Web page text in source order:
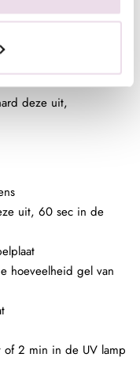
2 min in de UV lamp
brush in de plaklaag
deze uit,
uit, 60 sec in de
hoeveelheid gel van
2 min in de UV lamp